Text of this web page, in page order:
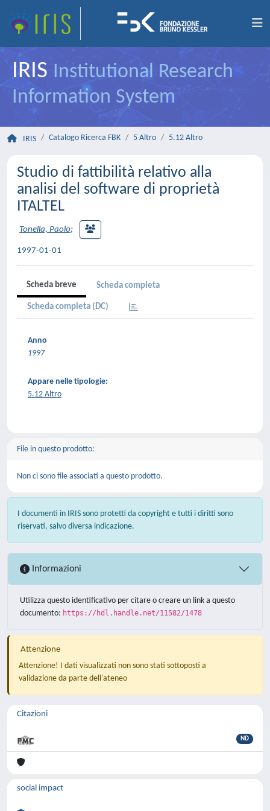
IRIS Institutional Research
Information System
IRIS Catalogo Ricerca FBK 5 Altro 5.12 Altro
Studio di fattibilità relativo alla
analisi del software di proprietà
ITALTEL
Tonella, Paolo;
1997-01-01
Scheda breve Scheda completa
Scheda completa (DC)
Anno
1997
Appare nelle tipologie:
5.12 Altro
File in questo prodotto:
Non ci sono file associati a questo prodotto.
I documenti in IRIS sono protetti da copyright e tutti i diritti sono
riservati, salvo diversa indicazione.
Informazioni
Utilizza questo identificativo per citare o creare un link a questo
documento: https://hdl.handle.net/11582/1478
Attenzione
Attenzione! I dati visualizzati non sono stati sottoposti a
validazione da parte dell'ateneo
Citazioni
ND
social impact